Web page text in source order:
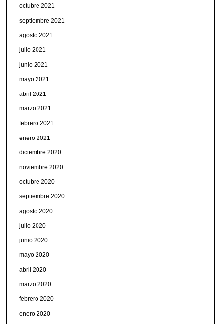
octubre 2021
septiembre 2021
agosto 2021
julio 2021
junio 2021
mayo 2021
abril 2021
marzo 2021
febrero 2021
enero 2021
diciembre 2020
noviembre 2020
octubre 2020
septiembre 2020
agosto 2020
julio 2020
junio 2020
mayo 2020
abril 2020
marzo 2020
febrero 2020
enero 2020